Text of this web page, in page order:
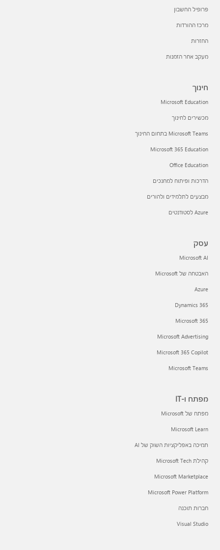
פרופיל החשבון
מרכז ההורדות
החזרות
מעקב אחר הזמנות
חינוך
Microsoft Education
מכשירים לחינוך
Microsoft Teams בתחום החינוך
Microsoft 365 Education
Office Education
הדרכות ופיתוח למחנכים
מבצעים לתלמידים ולהורים
Azure לסטודנטים
עסק
Microsoft AI
האבטחה של Microsoft
Azure
Dynamics 365
Microsoft 365
Microsoft Advertising
Microsoft 365 Copilot
Microsoft Teams
מפתח ו-IT
מפתח של Microsoft
Microsoft Learn
תמיכה באפליקציות השוק של AI
קהילת Microsoft Tech
Microsoft Marketplace
Microsoft Power Platform
חברות תוכנה
Visual Studio